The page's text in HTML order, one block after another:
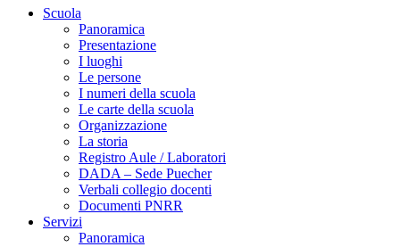
Scuola
Panoramica
Presentazione
I luoghi
Le persone
I numeri della scuola
Le carte della scuola
Organizzazione
La storia
Registro Aule / Laboratori
DADA – Sede Puecher
Verbali collegio docenti
Documenti PNRR
Servizi
Panoramica